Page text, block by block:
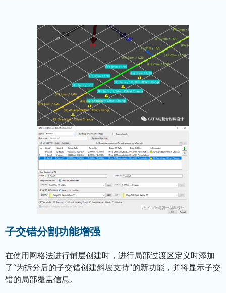
子交错分割功能增强
在使用网格法进行铺层创建时，进行局部过渡区定义时添加
了“为拆分后的子交错创建斜坡支持”的新功能，并将显示子交
错的局部覆盖信息。